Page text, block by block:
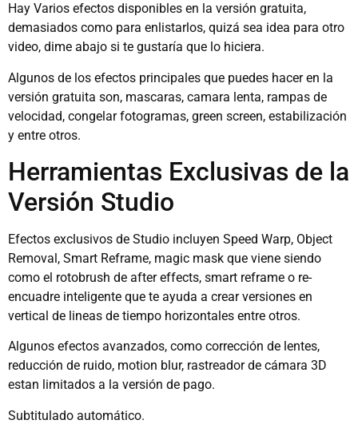
Hay Varios efectos disponibles en la versión gratuita,
demasiados como para enlistarlos, quizá sea idea para otro
video, dime abajo si te gustaría que lo hiciera.
Algunos de los efectos principales que puedes hacer en la
versión gratuita son, mascaras, camara lenta, rampas de
velocidad, congelar fotogramas, green screen, estabilización
y entre otros.
Herramientas Exclusivas de la
Versión Studio
Efectos exclusivos de Studio incluyen Speed Warp, Object
Removal, Smart Reframe, magic mask que viene siendo
como el rotobrush de after effects, smart reframe o re-
encuadre inteligente que te ayuda a crear versiones en
vertical de lineas de tiempo horizontales entre otros.
Algunos efectos avanzados, como corrección de lentes,
reducción de ruido, motion blur, rastreador de cámara 3D
estan limitados a la versión de pago.
Subtitulado automático.